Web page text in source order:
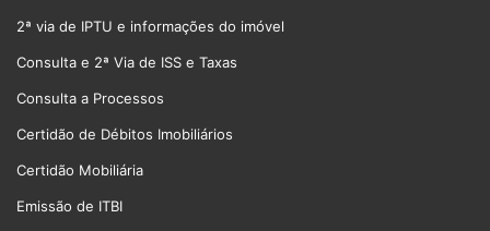
2ª via de IPTU e informações do imóvel
Consulta e 2ª Via de ISS e Taxas
Consulta a Processos
Certidão de Débitos Imobiliários
Certidão Mobiliária
Emissão de ITBI